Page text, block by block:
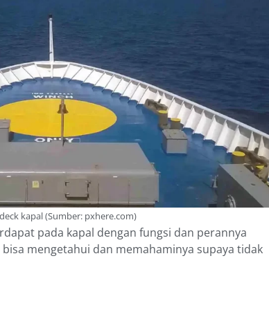
kapal (Sumber: pxhere.com)
pada kapal dengan fungsi dan perannya
mengetahui dan memahaminya supaya tidak